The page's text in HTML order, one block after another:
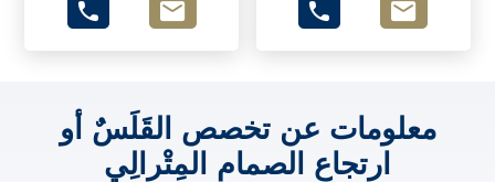
معلومات عن تخصص القَلَسٌ أو
ارتجاع الصمام المِتْرالِي